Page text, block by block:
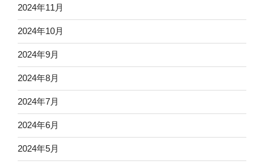
2024年11月
2024年10月
2024年9月
2024年8月
2024年7月
2024年6月
2024年5月